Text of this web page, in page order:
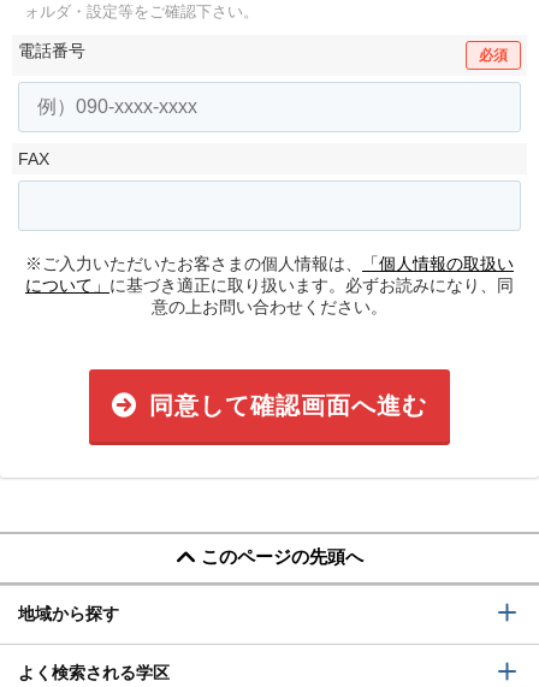
ォルダ・設定等をご確認下さい。
電話番号 必須
FAX
※ご入力いただいたお客さまの個人情報は、
「個人情報の取扱い
について」 に基づき適正に取り扱います。必ずお読みになり、同
意の上お問い合わせください。
同意して確認画面へ進む
このページの先頭へ
地域から探す
よく検索される学区